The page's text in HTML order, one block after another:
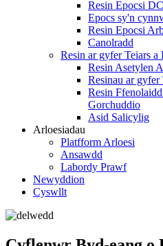
Resin Epocsi
Epocs sy'n
Resin Epocsi
Canolradd
Resin ar gyfer Teiars a
Resin Asetylen
Resinau ar
Resin
Gorchuddio
Asid Salicylig
Arloesiadau
Platfform Arloesi
Ansawdd
Labordy Prawf
Newyddion
Cyswllt